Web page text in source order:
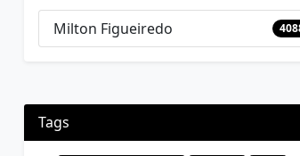
Milton Figueiredo
Tags